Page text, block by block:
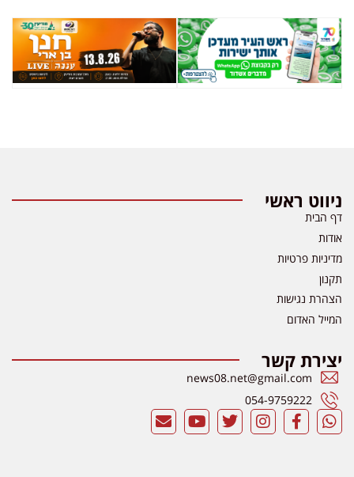
ניווט ראשי
דף הבית
אודות
מדיניות פרטיות
תקנון
הצהרת נגישות
המייל האדום
יצירת קשר
news08.net@gmail.com
054-9759222